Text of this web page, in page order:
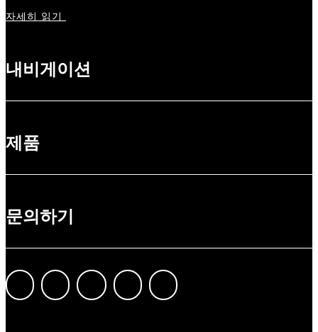
자세히 읽기
내비게이션
제품
문의하기